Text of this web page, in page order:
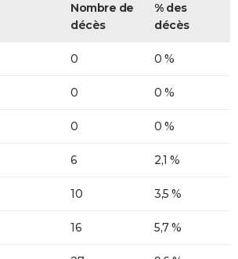
Nombre de
décès
% des
décès
0 0 %
0 0 %
0 0 %
6 2,1 %
10 3,5 %
16 5,7 %